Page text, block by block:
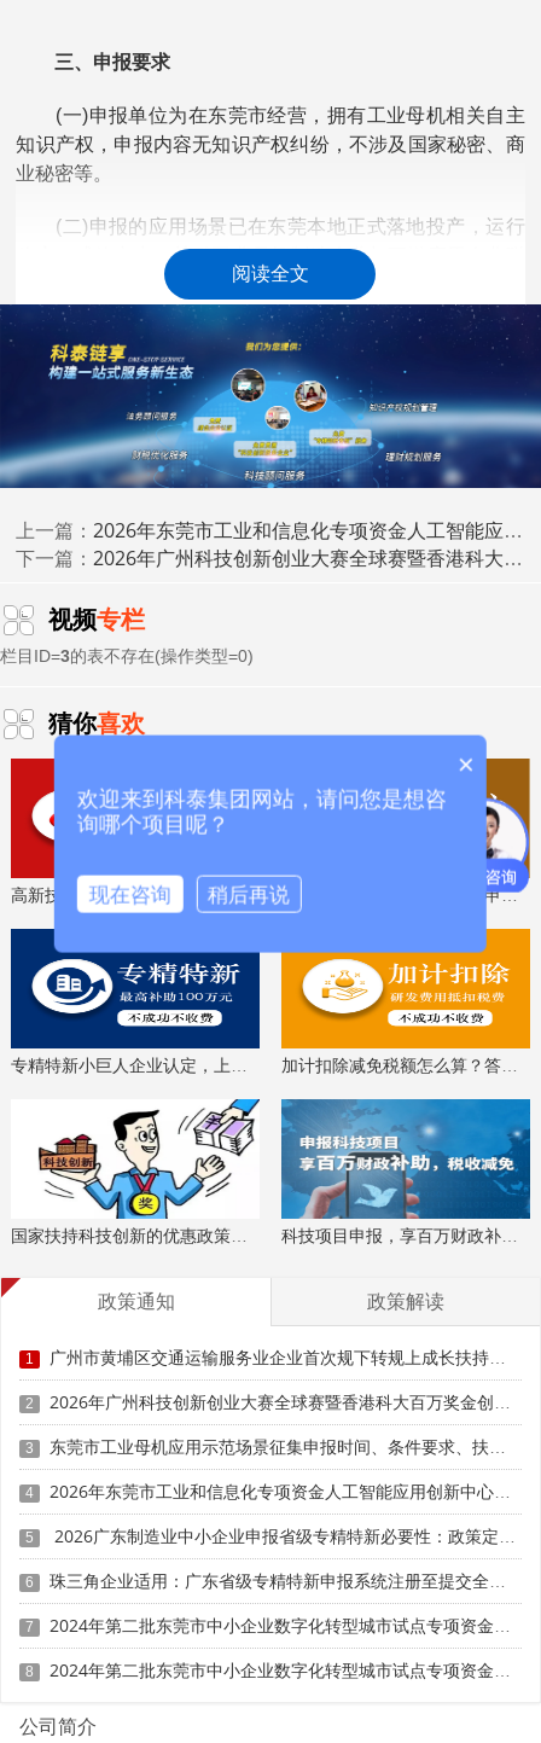
三、申报要求
(一)申报单位为在东莞市经营，拥有工业母机相关自主
知识产权，申报内容无知识产权纠纷，不涉及国家秘密、商
业秘密等。
(二)申报的应用场景已在东莞本地正式落地投产，运行
稳定、成效突出。鼓励工业母机制造企业与下游应用企业联
(三)申报单位自愿配合后续供需对接、案例宣传、展会
展示等推广活动，主动分享应用经验与实践做法。
(一)常态化开展精准产需对接。以入选示范场景为标
杆，围绕3C电子、新能源、精密模具等重点领域，举办工业
母机专场供需对接会，打通上下游信息壁垒，推动莞产设备
规模化落地本地市场。
(二)建立示范场景宣传推广机制。汇编优秀案例，通过
行业展会、专题论坛、工作简报、产业宣讲等渠道广泛推
广，提升莞产工业母机品牌影响力。
机产品，在市首台(套)重大技术装备认定、产业扶持资金申
报、企业梯度培育等工作中优先支持。
(四)纳入产业发展台账管理。优秀示范场景将纳入全市
工业母机产业发展成果台账，作为产业考核、工作成效评估
提供 高新技术企业认定、名优高新技术产品认定、省市工程
中心认定、省市企业技术中心认定、省市工业设计中心认
定、省市重点实验室认定、新型研发机构认定、专精特新中
小企业、专精特新“小巨人”、制造业单项冠军、专利软著申
请、研发费用加计扣除、两化融合贯标认证、科技型中小企
业评价入库、创新创业大赛、专利奖、科学技术奖、科技成
果评价、科技成果转化等服务。关注【科小泰】公众号，及
时获取最新科技项目资讯！
阅读全文
上一篇： 2026年东莞市工业和信息化专项资金人工智能应用创新中心专题项目申报时间、条件要求、资助奖励
下一篇： 2026年广州科技创新创业大赛全球赛暨香港科大百万奖金创业大赛广州赛参赛条件、扶持奖励
视频专栏
栏目ID=3的表不存在(操作类型=0)
猜你喜欢
高新技术企业认定，免费评估，通过后再收费 省工程技术研究中心，专业申报、指导培训
加计扣除减免税额怎么算？答疑解惑、咨询培训
国家扶持科技创新的优惠政策，索取资料、解读政策 科技项目申报，享百万财政补贴，减免40%所得税
政策通知 政策解读
1 广州市黄埔区交通运输服务业企业首次规下转规上成长扶持（新质生产力30条）兑现申报时间、条件要求、资助奖励
2 2026年广州科技创新创业大赛全球赛暨香港科大百万奖金创业大赛广州赛参赛条件、扶持奖励
3 东莞市工业母机应用示范场景征集申报时间、条件要求、扶持奖励
4 2026年东莞市工业和信息化专项资金人工智能应用创新中心专题项目申报时间、条件要求、资助奖励
5 2026广东制造业中小企业申报省级专精特新必要性：政策定位与产业发展价值解析
6 珠三角企业适用：广东省级专精特新申报系统注册至提交全操作步骤
7 2024年第二批东莞市中小企业数字化转型城市试点专项资金两化融合管理体系贯标项目资助计划
8 2024年第二批东莞市中小企业数字化转型城市试点专项资金两化融合管理体系贯标项目拟资助企业名单的公示
公司简介
×
欢迎来到科泰集团网站，请问您是想咨
询哪个项目呢？
现在咨询 稍后再说